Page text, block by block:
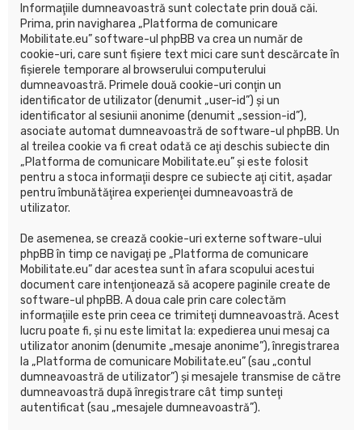
Informaţiile dumneavoastră sunt colectate prin două căi.
Prima, prin navigharea „Platforma de comunicare
Mobilitate.eu” software-ul phpBB va crea un număr de
cookie-uri, care sunt fişiere text mici care sunt descărcate în
fişierele temporare al browserului computerului
dumneavoastră. Primele două cookie-uri conţin un
identificator de utilizator (denumit „user-id”) şi un
identificator al sesiunii anonime (denumit „session-id”),
asociate automat dumneavoastră de software-ul phpBB. Un
al treilea cookie va fi creat odată ce aţi deschis subiecte din
„Platforma de comunicare Mobilitate.eu” şi este folosit
pentru a stoca informaţii despre ce subiecte aţi citit, aşadar
pentru îmbunătăţirea experienţei dumneavoastră de
utilizator.
De asemenea, se crează cookie-uri externe software-ului
phpBB în timp ce navigaţi pe „Platforma de comunicare
Mobilitate.eu” dar acestea sunt în afara scopului acestui
document care intenţionează să acopere paginile create de
software-ul phpBB. A doua cale prin care colectăm
informaţiile este prin ceea ce trimiteţi dumneavoastră. Acest
lucru poate fi, şi nu este limitat la: expedierea unui mesaj ca
utilizator anonim (denumite „mesaje anonime”), înregistrarea
la „Platforma de comunicare Mobilitate.eu” (sau „contul
dumneavoastră de utilizator”) şi mesajele transmise de către
dumneavoastră după înregistrare cât timp sunteţi
autentificat (sau „mesajele dumneavoastră”).